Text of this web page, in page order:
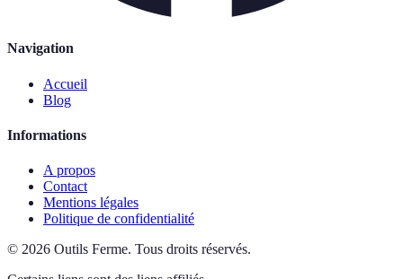
Navigation
Accueil
Blog
Informations
A propos
Contact
Mentions légales
Politique de confidentialité
© 2026 Outils Ferme. Tous droits réservés.